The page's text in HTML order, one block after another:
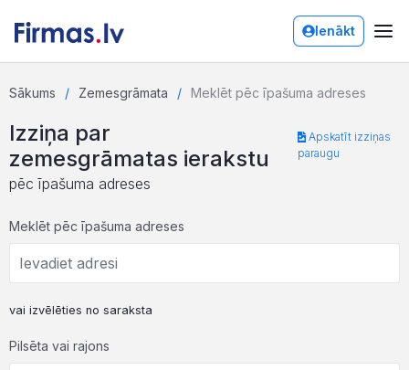
Ienākt
Sākums Zemesgrāmata Meklēt pēc īpašuma adreses
Izziņa par
zemesgrāmatas ierakstu
pēc īpašuma adreses
Apskatīt izziņas
paraugu
Meklēt pēc īpašuma adreses
vai izvēlēties no saraksta
Pilsēta vai rajons